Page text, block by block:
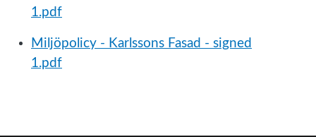
1.pdf
Miljöpolicy - Karlssons Fasad - signed
1.pdf